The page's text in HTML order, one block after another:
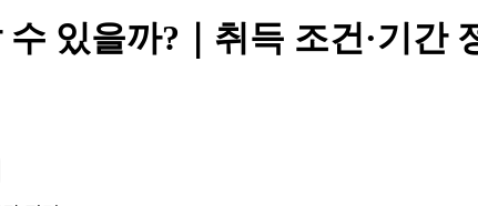
있을까?｜취득 조건·기간